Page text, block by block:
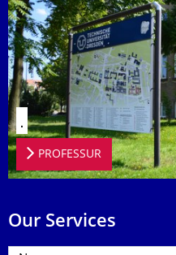
.
PROFESSUR
Our Services